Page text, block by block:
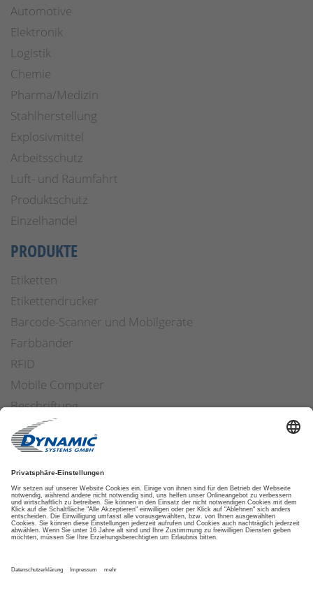
Automotive
Elektronik
Logistik
Chemie
Pharma/Medizin
Stahlherstellung
Explosivmittel
Arbeitsschutz
Luft- und Raumfahrt
Produktschutz
Einzelhandel
PRODUKTE
Etiketten
Etikettendrucker
Barcode-Scanner und Mobilgeräte
Farbbänder
RFID
Mobile Computer
Beschriftung
Arbeitssicherheit
Applikatoren
Etiketten Software
ETIKETTENFINDER
DATENSCHUTZ IMPRESSUM